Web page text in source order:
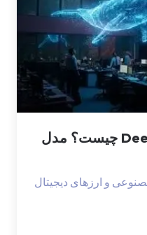
هوش مصنوعی DeepSeek چیست؟ مدل
و ارزهای دیجیتال